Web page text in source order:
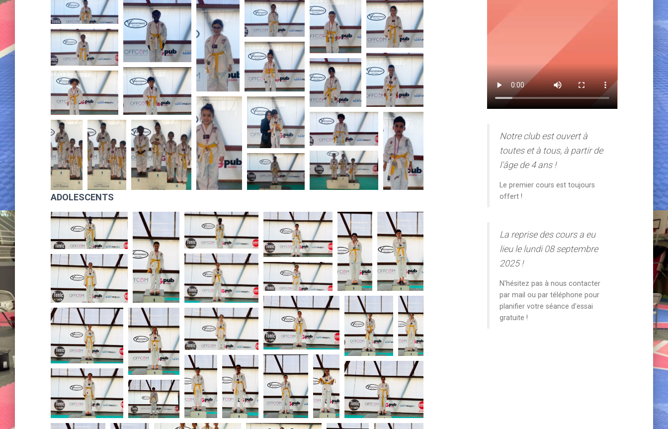
ADOLESCENTS
Notre club est ouvert à
toutes et à tous, à partir de
l'âge de 4 ans !
Le premier cours est toujours
offert !
La reprise des cours a eu
lieu le lundi 08 septembre
2025 !
N'hésitez pas à nous contacter
par mail ou par téléphone pour
planifier votre séance d'essai
gratuite !